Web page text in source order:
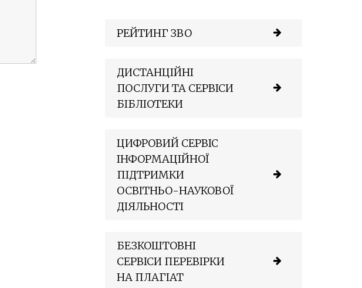
РЕЙТИНГ ЗВО
ДИСТАНЦІЙНІ
ПОСЛУГИ ТА СЕРВІСИ
БІБЛІОТЕКИ
ЦИФРОВИЙ СЕРВІС
ІНФОРМАЦІЙНОЇ
ПІДТРИМКИ
ОСВІТНЬО-НАУКОВОЇ
ДІЯЛЬНОСТІ
БЕЗКОШТОВНІ
СЕРВІСИ ПЕРЕВІРКИ
НА ПЛАГІАТ